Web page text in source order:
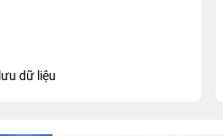
dữ liệu